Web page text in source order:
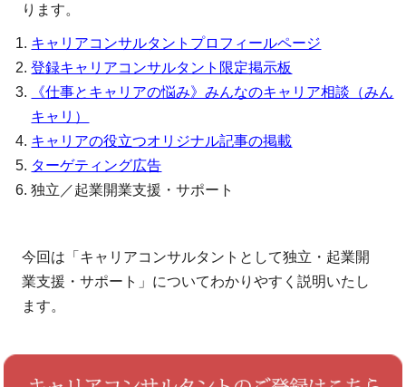
ります。
キャリアコンサルタントプロフィールページ
登録キャリアコンサルタント限定掲示板
《仕事とキャリアの悩み》みんなのキャリア相談（みん
キャリ）
キャリアの役立つオリジナル記事の掲載
ターゲティング広告
独立／起業開業支援・サポート
今回は「キャリアコンサルタントとして独立・起業開
業支援・サポート」についてわかりやすく説明いたし
ます。